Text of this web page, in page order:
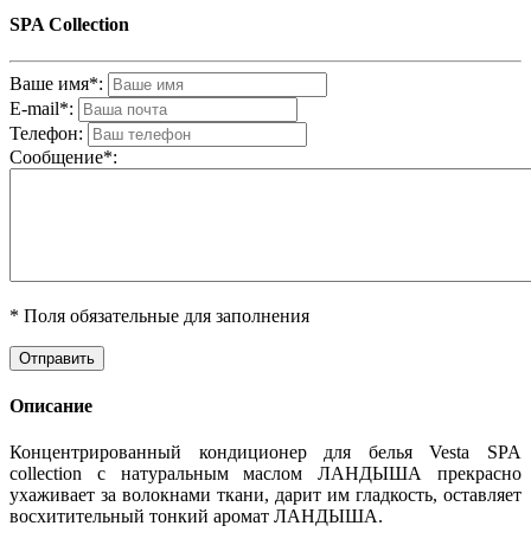
SPA Collection
Ваше имя*:
E-mail*:
Телефон:
Cообщениe*:
* Поля обязательные для заполнения
Описание
Концентрированный кондиционер для белья Vesta SPA
collection c натуральным маслом ЛАНДЫША прекрасно
ухаживает за волокнами ткани, дарит им гладкость, оставляет
восхитительный тонкий аромат ЛАНДЫША.